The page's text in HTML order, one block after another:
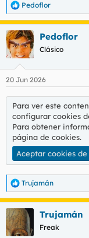
R
e
a
c
c
i
e
Pedoflor
Pedoflor
Clásico
20 Jun 2026
Para ver este
configurar cookies
Para obtener
página de cookies.
Aceptar cookies
R
e
a
c
c
i
Trujamán
Trujamán
Freak